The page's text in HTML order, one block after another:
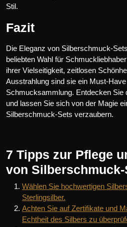
Stil.
Fazit
Die Eleganz von Silberschmuck-
beliebten Wahl für
ihrer Vielseitigkeit, zeitlosen
Ausstrahlung sind sie ein Must-
Schmucksammlung. Entdecken Sie
und lassen Sie sich von der Magie
Silberschmuck-Sets verzaubern.
7 Tipps zur Pflege
von Silberschmuck-
Wählen Sie hochwertigen
Sterlingsilber.
Achten Sie auf Zertifikate und
Echtheit des Silbers zu